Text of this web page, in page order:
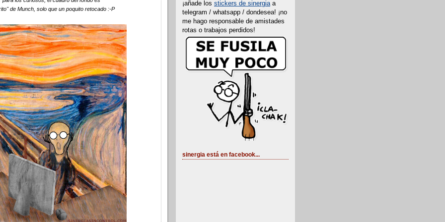
de Munch, solo que un poquito retocado :-P
¡añade los stickers de sinergiaa
telegram / whatsapp / dondesea! ¡no
me hago responsable de amistades
rotas o trabajos perdidos!
sinergia está en facebook...